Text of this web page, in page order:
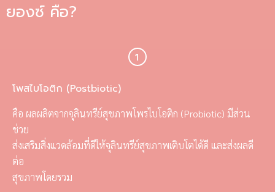
ยองซ์ คือ?
โพสไบโอติก (Postbiotic)
คือ ผลผลิตจากจุลินทรีย์สุขภาพโพรไบโอติก (Probiotic) มีส่วน
ช่วย
ส่งเสริมสิ่งแวดล้อมที่ดีให้จุลินทรีย์สุขภาพเติบโตได้ดี และส่งผลดี
ต่อ
สุขภาพโดยรวม